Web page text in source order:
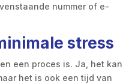
nummer of e-
stress
een proces is. Ja, het kan
het is ook een tijd van